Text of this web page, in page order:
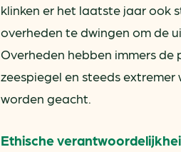
klinken er het laatste jaar ook
overheden te dwingen om de
Overheden hebben immers
zeespiegel en steeds
worden geacht.
Ethische